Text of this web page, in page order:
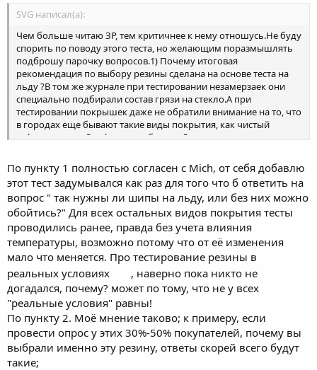
провалились! «Нокиан» тормозит с результатом 77,1 м,
«Мишлен» и «Бриджстоун» переваливают за отметку 80 м.
Среднее значение – 82,3 м. При такой температуре липучки на
льду безоговорочно, почти в два с половиной раза
проигрывают шиповкам.
Выбирая шины, учитывайте климат вашего региона: суровые
снежные зимы, промороженные дороги – предпочтительнее
нешипованные колеса; мягкие зимы, частые оттепели,
сменяющиеся гололедом, – лучше шипы.
SVG написал(а):
Чем больше читаю ЗР, тем критичнее к нему отношусь.Не буду
спорить по поводу этого теста, но желающим поразмышлять
подброшу парочку вопросов.1) Почему итоговая
рекомендация по выбору резины сделана на основе теста на
льду ?В том же журнале при тестировании незамерзаек они
специально подбирали состав грязи на стекло.А при
тестировании покрышек даже не обратили внимание на то, что
в городах еще бывают такие виды покрытия, как чистый
асфальт, мокрый асфальт, неубранный снег, снежная каша из
размазавшиеся по дороге...Почему тестировать резину в
реальных условиях, отличных от лабораторных, никому не
пришло в голову?2) Почему при явном преимуществе
шипованной резины практически по всему диапазону
температур объемы продаж нешипованной резины остаются
стабильными из года в год? Статистика продаж говорит о том,
что доля нешипованной резины составляет 30%. В городах она
доходит до 50%. Простые автолюбители не читают тестов? Или,
может быть, всё-таки доверяют своим ощущениям за рулем
больше, чем журналу "За рулем" ?
По пункту 1 полностью согласен с Mich, от себя добавлю
этот тест задумывался как раз для того что б ответить на
вопрос " так нужны ли шипы на льду, или без них можно
обойтись?" Для всех остальных видов покрытия тесты
проводились ранее, правда без учета влияния
температуры, возможно потому что от её изменения
мало что меняется. Про тестирование резины в
реальных условиях
, наверно пока никто не
догадался, почему? может по тому, что не у всех
"реальные условия" равны!
По пункту 2. Моё мнение таково; к примеру, если
провести опрос у этих 30%-50% покупателей, почему вы
выбрали именно эту резину, ответы скорей всего будут
такие;